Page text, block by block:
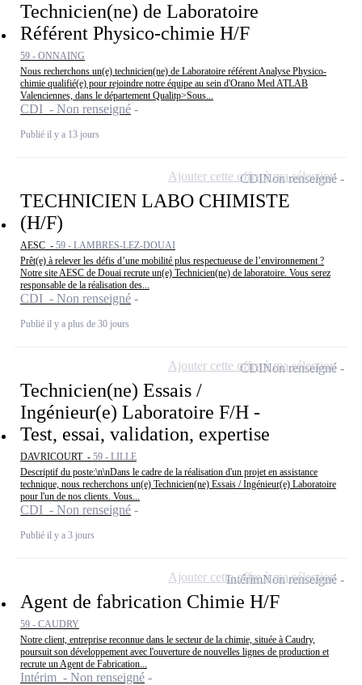
Technicien(ne) de Laboratoire
Référent Physico-chimie H/F
59 - ONNAING
Nous recherchons un(e) technicien(ne) de Laboratoire référent Analyse Physico-
chimie qualifié(e) pour rejoindre notre équipe au sein d'Orano Med ATLAB
Valenciennes, dans le département Qualitp>Sous...
CDI - Non renseigné
Publié il y a 13 jours
TECHNICIEN LABO CHIMISTE
(H/F)
AESC - 59 - LAMBRES-LEZ-DOUAI
Prêt(e) à relever les défis d’une mobilité plus respectueuse de l’environnement ?
Notre site AESC de Douai recrute un(e) Technicien(ne) de laboratoire. Vous serez
responsable de la réalisation des...
CDI - Non renseigné
Publié il y a plus de 30 jours
CDINon renseigné
Ajouter cette offre à ma sélection
Technicien(ne) Essais /
Ingénieur(e) Laboratoire F/H -
Test, essai, validation, expertise
DAVRICOURT - 59 - LILLE
Descriptif du poste:\n\nDans le cadre de la réalisation d'un projet en assistance
technique, nous recherchons un(e) Technicien(ne) Essais / Ingénieur(e) Laboratoire
pour l'un de nos clients. Vous...
CDI - Non renseigné
Publié il y a 3 jours
CDINon renseigné
Ajouter cette offre à ma sélection
Agent de fabrication Chimie H/F
59 - CAUDRY
Notre client, entreprise reconnue dans le secteur de la chimie, située à Caudry,
poursuit son développement avec l'ouverture de nouvelles lignes de production et
recrute un Agent de Fabrication...
Intérim - Non renseigné
IntérimNon renseigné
Ajouter cette offre à ma sélection